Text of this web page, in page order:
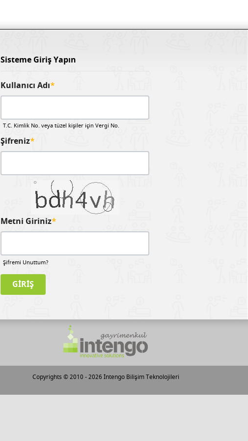
Sisteme Giriş Yapın
Kullanıcı Adı*
T.C. Kimlik No. veya tüzel kişiler için Vergi No.
Şifreniz*
Metni Giriniz*
Şifremi Unuttum?
Copyrights © 2010 - 2026 İntengo Bilişim Teknolojileri